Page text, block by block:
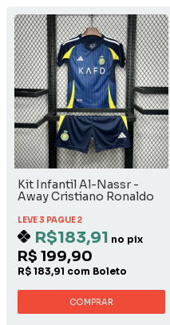
Kit Infantil Al-Nassr -
Away Cristiano Ronaldo
LEVE 3 PAGUE 2
R$183,91 no pix
R$ 199,90
R$ 183,91 com Boleto
COMPRAR